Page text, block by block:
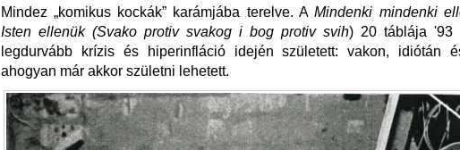
Mindez „komikus kockák” karámjába terelve. AMindenki mindenki
Isten ellenük (Svako protiv svakog i bog protiv svih) 20 táblája '93
legdurvább krízis és hiperinfláció idején született: vakon, idiótán
ahogyan már akkor születni lehetett.